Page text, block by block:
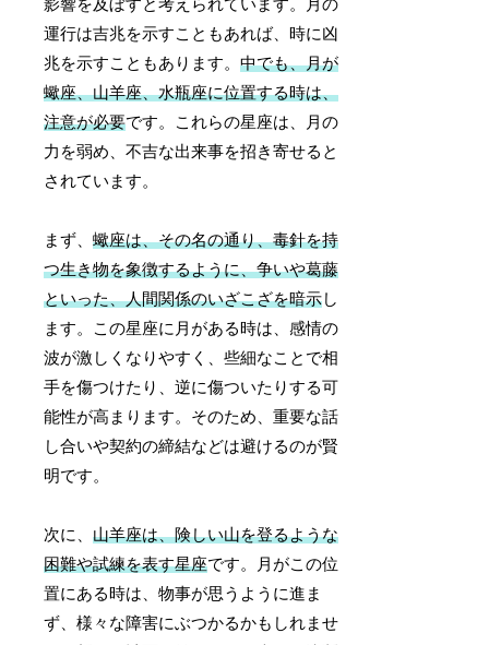
影響を及ぼすと考えられています。月の
運行は吉兆を示すこともあれば、時に凶
兆を示すこともあります。中でも、月が
蠍座、山羊座、水瓶座に位置する時は、
注意が必要です。これらの星座は、月の
力を弱め、不吉な出来事を招き寄せると
されています。
まず、蠍座は、その名の通り、毒針を持
つ生き物を象徴するように、争いや葛藤
といった、人間関係のいざこざを暗示し
ます。この星座に月がある時は、感情の
波が激しくなりやすく、些細なことで相
手を傷つけたり、逆に傷ついたりする可
能性が高まります。そのため、重要な話
し合いや契約の締結などは避けるのが賢
明です。
次に、山羊座は、険しい山を登るような
困難や試練を表す星座です。月がこの位
置にある時は、物事が思うように進ま
ず、様々な障害にぶつかるかもしれませ